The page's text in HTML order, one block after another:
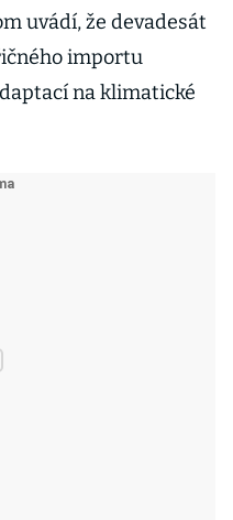
uvádí, že devadesát
importu
na klimatické